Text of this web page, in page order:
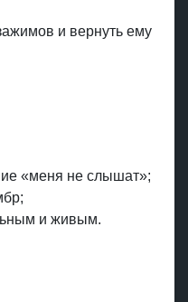
и вернуть ему
«меня не слышат»;
и живым.